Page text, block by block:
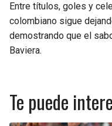
Entre títulos, goles y
colombiano sigue
demostrando que el
Baviera.
Te puede